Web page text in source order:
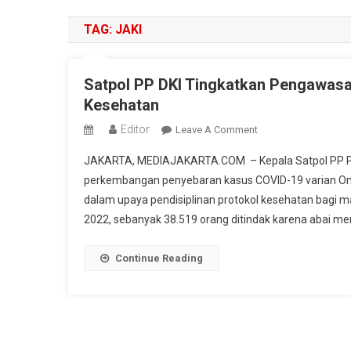
TAG: JAKI
Satpol PP DKI Tingkatkan
Kesehatan
Editor Leave A CommentOn
PP
DKI
Tingkatkan
Pengawasan
JAKARTA, MEDIAJAKARTA.COM – Kepala Satpol
perkembangan penyebaran kasus COVID-19 varian
dalam upaya pendisiplinan protokol kesehatan bagi
2022, sebanyak 38.519 orang ditindak karena abai
Continue Reading